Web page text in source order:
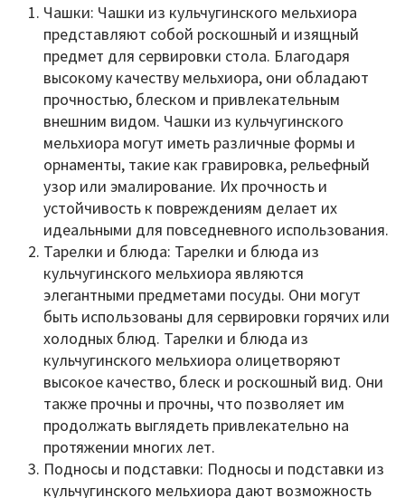
Чашки: Чашки из кульчугинского мельхиора
представляют собой роскошный и изящный
предмет для сервировки стола. Благодаря
высокому качеству мельхиора, они обладают
прочностью, блеском и привлекательным
внешним видом. Чашки из кульчугинского
мельхиора могут иметь различные формы и
орнаменты, такие как гравировка, рельефный
узор или эмалирование. Их прочность и
устойчивость к повреждениям делает их
идеальными для повседневного использования.
Тарелки и блюда: Тарелки и блюда из
кульчугинского мельхиора являются
элегантными предметами посуды. Они могут
быть использованы для сервировки горячих или
холодных блюд. Тарелки и блюда из
кульчугинского мельхиора олицетворяют
высокое качество, блеск и роскошный вид. Они
также прочны и прочны, что позволяет им
продолжать выглядеть привлекательно на
протяжении многих лет.
Подносы и подставки: Подносы и подставки из
кульчугинского мельхиора дают возможность